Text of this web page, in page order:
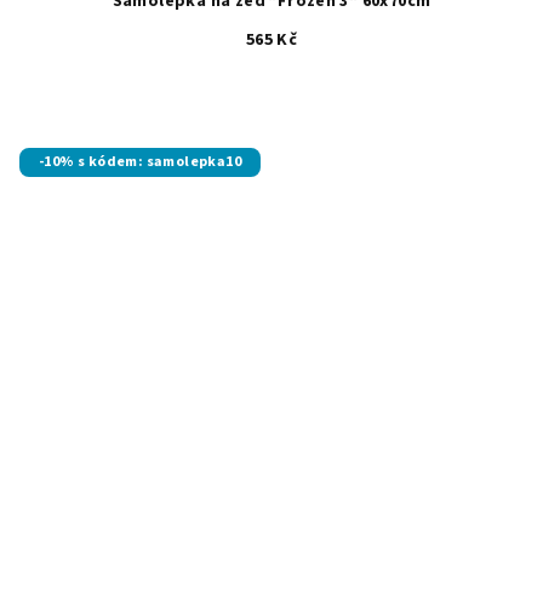
565 Kč
-10% s kódem: samolepka10